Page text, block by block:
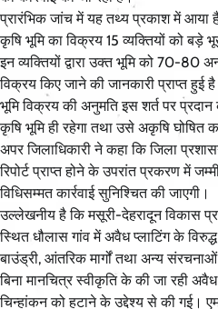
प्रारंभिक जांच में यह तथ्य प्रकाश में आया
कृषि भूमि का विक्रय 15 व्यक्तियों को बड़े
इन व्यक्तियों द्वारा उक्त भूमि को 70-80
विक्रय किए जाने की जानकारी प्राप्त
भूमि विक्रय की अनुमति इस शर्त पर
कृषि भूमि ही रहेगा तथा उसे अकृषि घोषित
अपर जिलाधिकारी ने कहा कि जिला
रिपोर्ट प्राप्त होने के उपरांत प्रकरण में
विधिसम्मत कार्रवाई सुनिश्चित की जाएगी।
उल्लेखनीय है कि मसूरी-देहरादून विकास
स्थित धौलास गांव में अवैध प्लाटिंग के
बाउंड्री, आंतरिक मार्गों तथा अन्य
बिना मानचित्र स्वीकृति के की जा रही
चिन्हांकन को हटाने के उद्देश्य से की गई।